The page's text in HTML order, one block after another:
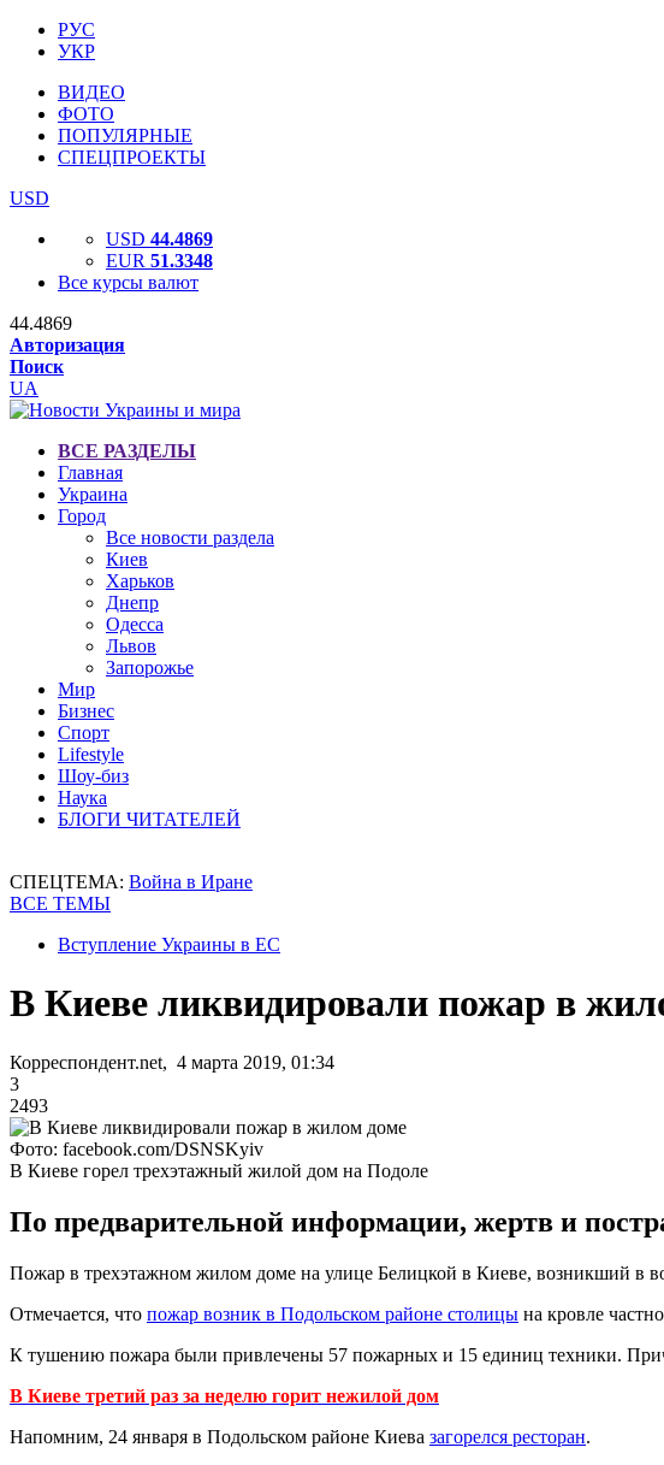
РУС
УКР
ВИДЕО
ФОТО
ПОПУЛЯРНЫЕ
СПЕЦПРОЕКТЫ
USD
USD 44.4869
EUR 51.3348
Все курсы валют
44.4869
Авторизация
Поиск
UA
ВСЕ РАЗДЕЛЫ
Главная
Украина
Город
Все новости раздела
Киев
Харьков
Днепр
Одесса
Львов
Запорожье
Мир
Бизнес
Спорт
Lifestyle
Шоу-биз
Наука
БЛОГИ ЧИТАТЕЛЕЙ
СПЕЦТЕМА: Война в Иране
ВСЕ ТЕМЫ
Вступление Украины в ЕС
В Киеве ликвидировали пожар в
Корреспондент.net, 4 марта 2019, 01:34
3
2493
Фото: facebook.com/DSNSKyiv
В Киеве горел трехэтажный жилой дом на Подоле
По предварительной информации, жертв и
Пожар в трехэтажном жилом доме на улице Белицкой в Киеве, возникший в
Отмечается, что пожар возник в Подольском районе столицы на кровле
К тушению пожара были привлечены 57 пожарных и 15 единиц техники.
В Киеве третий раз за неделю горит нежилой дом
Напомним, 24 января в Подольском районе Киева загорелся ресторан.